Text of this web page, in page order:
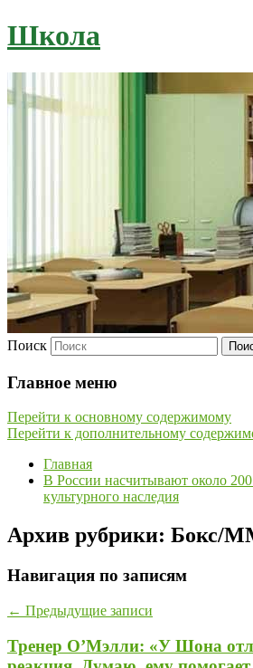
Школа
Поиск
Главное меню
Перейти к основному содержимому
Перейти к дополнительному
Главная
В России насчитывают около
культурного наследия
Архив рубрики: Бокс/
Навигация по записям
← Предыдущие записи
Тренер О’Мэлли: «У Шона